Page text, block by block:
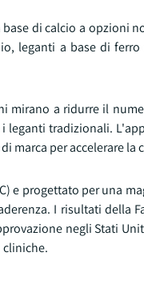
di calcio a opzioni
leganti a base di
mirano a ridurre il
leganti tradizionali.
marca per accelerare la
e progettato per una
I risultati della
negli Stati
cliniche.